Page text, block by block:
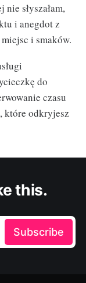
słyszałam,
i anegdot z
i smaków.
do
czasu
które odkryjesz
this.
Subscribe